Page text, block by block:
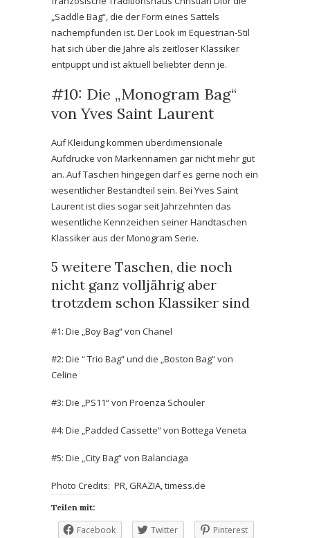
„Saddle Bag“, die der Form eines Sattels
nachempfunden ist. Der Look im Equestrian-Stil
hat sich über die Jahre als zeitloser Klassiker
entpuppt und ist aktuell beliebter denn je.
#10: Die „Monogram Bag“
von Yves Saint Laurent
Auf Kleidung kommen überdimensionale
Aufdrucke von Markennamen gar nicht mehr gut
an. Auf Taschen hingegen darf es gerne noch ein
wesentlicher Bestandteil sein. Bei Yves Saint
Laurent ist dies sogar seit Jahrzehnten das
wesentliche Kennzeichen seiner Handtaschen
Klassiker aus der Monogram Serie.
5 weitere Taschen, die noch
nicht ganz volljährig aber
trotzdem schon Klassiker sind
#1: Die „Boy Bag“ von Chanel
#2: Die “ Trio Bag“ und die „Boston Bag“ von
Celine
#3: Die „PS11“ von Proenza Schouler
#4: Die „Padded Cassette“ von Bottega Veneta
#5: Die „City Bag“ von Balanciaga
Photo Credits: PR, GRAZIA, timess.de
Teilen mit:
Facebook Twitter
Pinterest